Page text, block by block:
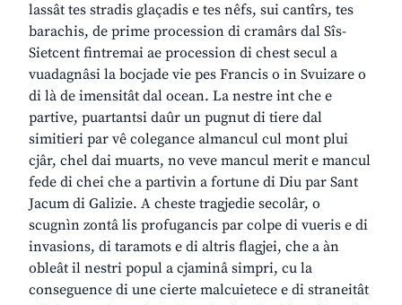
lassât tes stradis glaçadis e tes nêfs, sui cantîrs, tes
barachis, de prime procession di cramârs dal Sîs-
Sietcent fintremai ae procession di chest secul a
vuadagnâsi la bocjade vie pes Francis o in Svuizare o
di là de imensitât dal ocean. La nestre int che e
partive, puartantsi daûr un pugnut di tiere dal
simitieri par vê colegance almancul cul mont plui
cjâr, chel dai muarts, no veve mancul merit e mancul
fede di chei che a partivin a fortune di Diu par Sant
Jacum di Galizie. A cheste tragjedie secolâr, o
scugnìn zontâ lis profugancis par colpe di vueris e di
invasions, di taramots e di altris flagjei, che a àn
obleât il nestri popul a cjaminâ simpri, cu la
conseguence di une cierte malcuietece e di straneitât